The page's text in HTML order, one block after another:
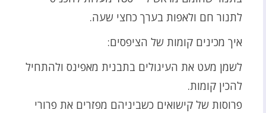
לתנור חם ולאפות בערך כחצי שעה.
איך מכינים קומות של הציפסים:
לשמן מעט את העיגולים בתבנית מאפינס ולהתחיל
להכין קומות.
פרוסות של קישואים כשביניהם מפזרים את פרורי